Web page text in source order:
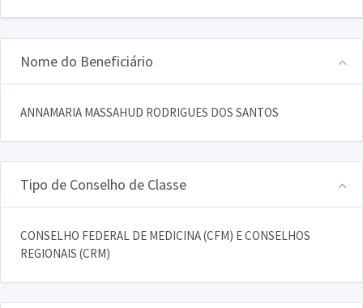
Nome do Beneficiário
ANNAMARIA MASSAHUD RODRIGUES DOS SANTOS
Tipo de Conselho de Classe
CONSELHO FEDERAL DE MEDICINA (CFM) E CONSELHOS
REGIONAIS (CRM)